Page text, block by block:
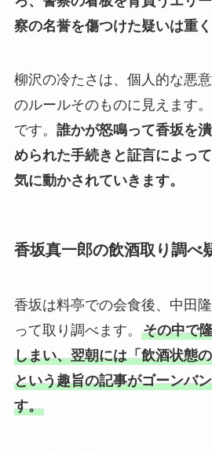
察の名誉を傷つけた疑いは重く
柳沢の冷たさは、個人的な悪
のルールそのものに見えます
です。 誰かが怒鳴って香坂を
められた手続きと証言によっ
気に動かされていきます。
香坂真一郎の飲酒取り調べ
香坂は料亭での会食後、中田
って取り調べます。 その中で
しまい、翌朝には「飲酒状態
という趣旨の記事がゴーンバ
す。